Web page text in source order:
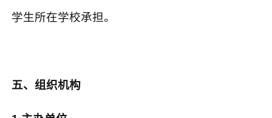
学生所在学校承担。
五、组织机构